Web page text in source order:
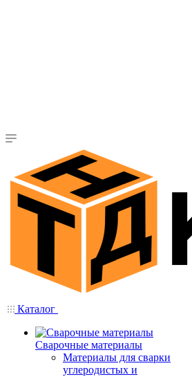
Каталог
Сварочные материалы
Материалы для сварки
углеродистых и